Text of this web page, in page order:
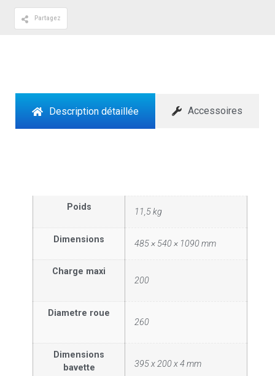
Partagez
Description détaillée Accessoires
Poids 11,5 kg
Dimensions 485 × 540 × 1090 mm
Charge maxi
200
Diametre roue
260
Dimensions
bavette
395 x 200 x 4 mm